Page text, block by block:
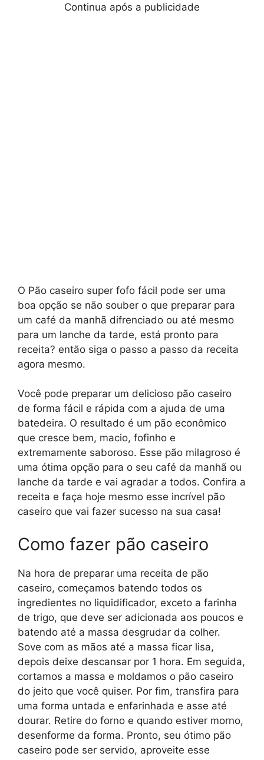
Continua após a publicidade
O Pão caseiro super fofo fácil pode ser uma
boa opção se não souber o que preparar para
um café da manhã difrenciado ou até mesmo
para um lanche da tarde, está pronto para
receita? então siga o passo a passo da receita
agora mesmo.
Você pode preparar um delicioso pão caseiro
de forma fácil e rápida com a ajuda de uma
batedeira. O resultado é um pão econômico
que cresce bem, macio, fofinho e
extremamente saboroso. Esse pão milagroso é
uma ótima opção para o seu café da manhã ou
lanche da tarde e vai agradar a todos. Confira a
receita e faça hoje mesmo esse incrível pão
caseiro que vai fazer sucesso na sua casa!
Como fazer pão caseiro
Na hora de preparar uma receita de pão
caseiro, começamos batendo todos os
ingredientes no liquidificador, exceto a farinha
de trigo, que deve ser adicionada aos poucos e
batendo até a massa desgrudar da colher.
Sove com as mãos até a massa ficar lisa,
depois deixe descansar por 1 hora. Em seguida,
cortamos a massa e moldamos o pão caseiro
do jeito que você quiser. Por fim, transfira para
uma forma untada e enfarinhada e asse até
dourar. Retire do forno e quando estiver morno,
desenforme da forma. Pronto, seu ótimo pão
caseiro pode ser servido, aproveite esse